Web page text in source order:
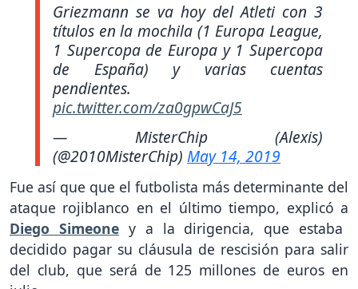
Griezmann se va hoy del Atleti con 3
títulos en la mochila (1 Europa League,
1 Supercopa de Europa y 1 Supercopa
de España) y varias cuentas
pendientes.
pic.twitter.com/za0gpwCaJ5
— MisterChip (Alexis)
(@2010MisterChip) May 14, 2019
Fue así que que el futbolista más determinante del
ataque rojiblanco en el último tiempo, explicó a
Diego Simeoney a la dirigencia, que estaba
decidido pagar su cláusula de rescisión para salir
del club, que será de 125 millones de euros en